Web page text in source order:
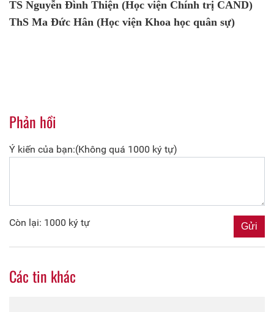
TS Nguyễn Đình Thiện (Học viện Chính trị CAND)
ThS Ma Đức Hân (Học viện Khoa học quân sự)
Phản hồi
Ý kiến của bạn:(Không quá 1000 ký tự)
Còn lại: 1000 ký tự
Các tin khác